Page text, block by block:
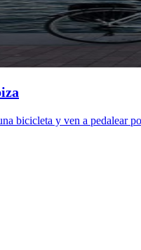
bicicleta y ven a pedalear